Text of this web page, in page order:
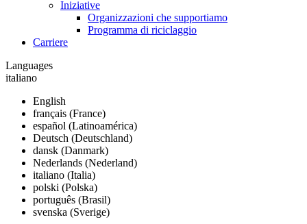
Iniziative
Organizzazioni che supportiamo
Programma di riciclaggio
Carriere
Languages
italiano
English
français (France)
español (Latinoamérica)
Deutsch (Deutschland)
dansk (Danmark)
Nederlands (Nederland)
italiano (Italia)
polski (Polska)
português (Brasil)
svenska (Sverige)